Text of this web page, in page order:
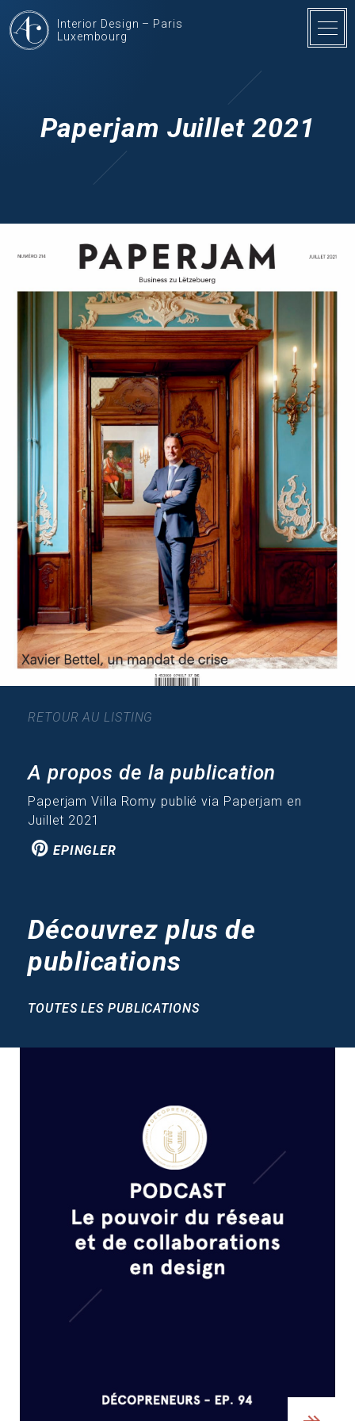
Interior Design – Paris
Luxembourg
Paperjam Juillet 2021
RETOUR AU LISTING
A propos de la publication
Paperjam Villa Romy publié via Paperjam en
Juillet 2021
EPINGLER
Découvrez plus de
publications
TOUTES LES PUBLICATIONS